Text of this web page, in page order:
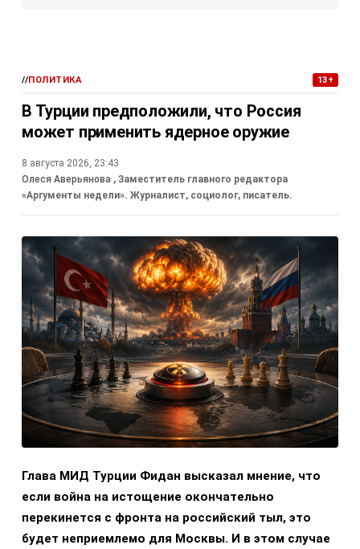
//ПОЛИТИКА 13+
В Турции предположили, что Россия
может применить ядерное оружие
8 августа 2026, 23:43
Олеся Аверьянова , Заместитель главного редактора
«Аргументы недели». Журналист, социолог, писатель.
Глава МИД Турции Фидан высказал мнение, что
если война на истощение окончательно
перекинется с фронта на российский тыл, это
будет неприемлемо для Москвы. И в этом случае